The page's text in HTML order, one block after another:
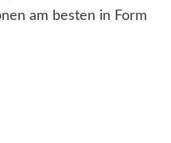
am besten in Form